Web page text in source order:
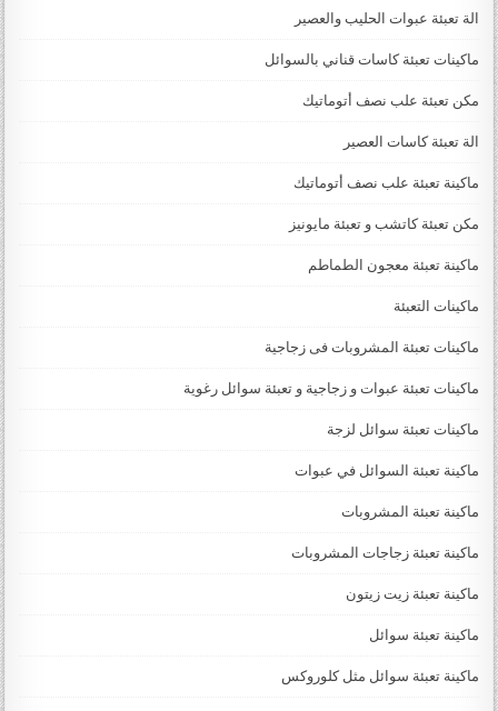
الة تعبئة عبوات الحليب والعصير
ماكينات تعبئة كاسات قناني بالسوائل
مكن تعبئة علب نصف أتوماتيك
الة تعبئة كاسات العصير
ماكينة تعبئة علب نصف أتوماتيك
مكن تعبئة كاتشب و تعبئة مايونيز
ماكينة تعبئة معجون الطماطم
ماكينات التعبئة
ماكينات تعبئة المشروبات فى زجاجية
ماكينات تعبئة عبوات و زجاجية و تعبئة سوائل رغوية
ماكينات تعبئة سوائل لزجة
‏‏‏ماكينة تعبئة السوائل في عبوات
ماكينة تعبئة المشروبات
ماكينة تعبئة زجاجات المشروبات
ماكينة تعبئة زيت زيتون
ماكينة تعبئة سوائل
ماكينة تعبئة سوائل مثل كلوروكس